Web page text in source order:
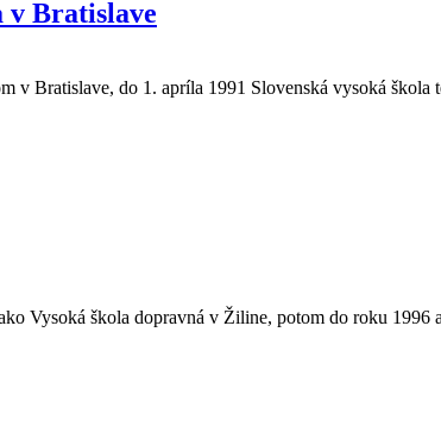
v Bratislave
v Bratislave, do 1. apríla 1991 Slovenská vysoká
Vysoká škola dopravná v Žiline, potom do roku